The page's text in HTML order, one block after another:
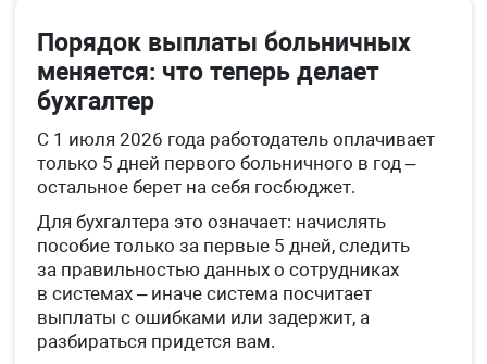
Порядок выплаты больничных
меняется: что теперь делает
бухгалтер
С 1 июля 2026 года работодатель оплачивает
только 5 дней первого больничного в год –
остальное берет на себя госбюджет.
Для бухгалтера это означает: начислять
пособие только за первые 5 дней, следить
за правильностью данных о сотрудниках
в системах – иначе система посчитает
выплаты с ошибками или задержит, а
разбираться придется вам.